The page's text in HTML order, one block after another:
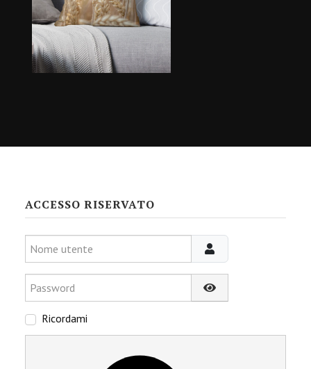
ACCESSO RISERVATO
Nome utente
Password
Mostra password
Ricordami